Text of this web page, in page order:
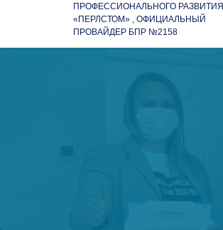
ПРОФЕССИОНАЛЬНОГО РАЗВИТИЯ
«ПЕРЛСТОМ» , ОФИЦИАЛЬНЫЙ
ПРОВАЙДЕР БПР №2158